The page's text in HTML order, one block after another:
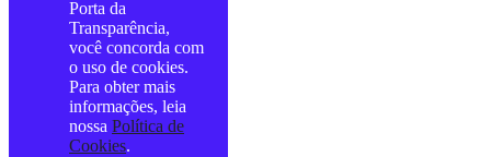
Porta da
Transparência,
você concorda com
o uso de cookies.
Para obter mais
informações, leia
nossa Política de
Cookies.